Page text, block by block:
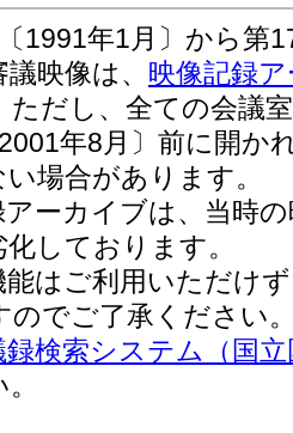
1991年1月〕から第
映像は、 映像記録
ただし、全ての会議
年8月〕前に開か
場合があります。
ーカイブは、当時の
しております。
はご利用いただけず
のでご了承ください
録検索システム（国